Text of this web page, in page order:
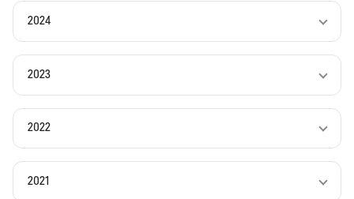
2024
2023
2022
2021